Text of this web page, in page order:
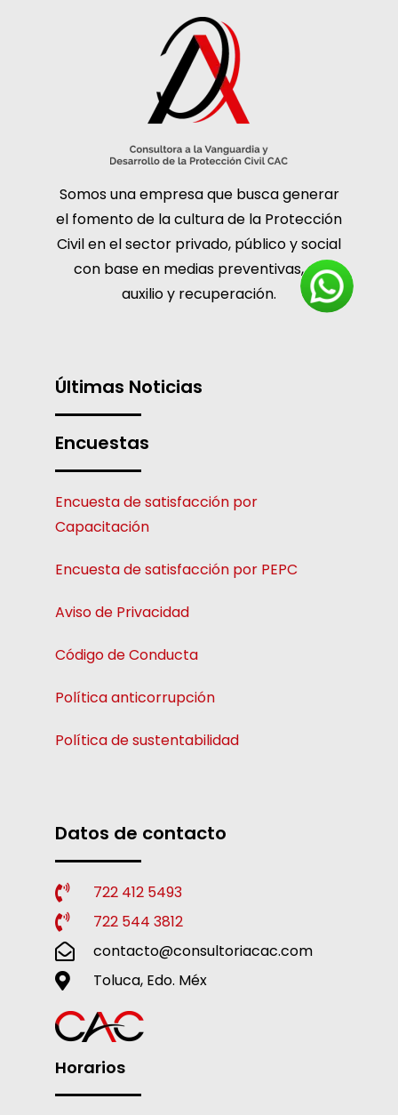
Somos una empresa que busca generar
el fomento de la cultura de la Protección
Civil en el sector privado, público y social
con base en medias preventivas, de
auxilio y recuperación.
Últimas Noticias
Encuestas
Encuesta de satisfacción por
Capacitación
Encuesta de satisfacción por PEPC
Aviso de Privacidad
Código de Conducta
Política anticorrupción
Política de sustentabilidad
Datos de contacto
722 412 5493
722 544 3812
contacto@consultoriacac.com
Toluca, Edo. Méx
Horarios